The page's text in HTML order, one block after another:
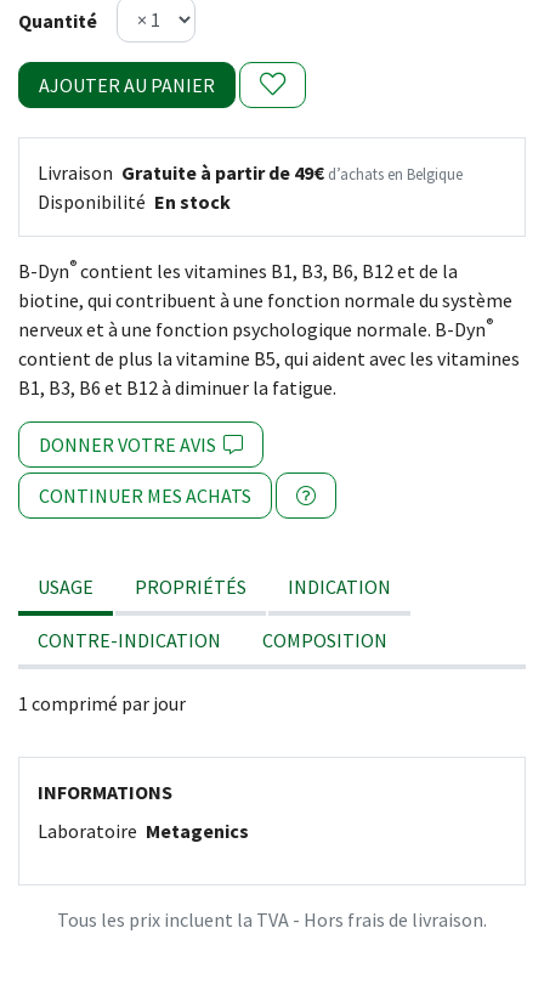
Quantité
AJOUTER AU PANIER
Livraison Gratuite à partir de 49€ d’achats en Belgique
Disponibilité En stock
B-Dyn® contient les vitamines B1, B3, B6, B12 et de la
biotine, qui contribuent à une fonction normale du système
nerveux et à une fonction psychologique normale. B-Dyn®
contient de plus la vitamine B5, qui aident avec les vitamines
B1, B3, B6 et B12 à diminuer la fatigue.
DONNER VOTRE AVIS
CONTINUER MES ACHATS
USAGE PROPRIÉTÉS INDICATION
CONTRE-INDICATION COMPOSITION
1 comprimé par jour
INFORMATIONS
Laboratoire Metagenics
Tous les prix incluent la TVA - Hors frais de livraison.